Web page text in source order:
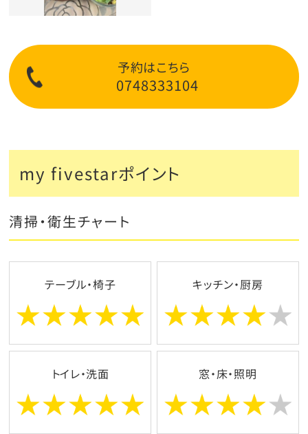
予約はこちら
0748333104
my fivestarポイント
清掃・衛生チャート
テーブル・椅子 キッチン・厨房
トイレ・洗面 窓・床・照明